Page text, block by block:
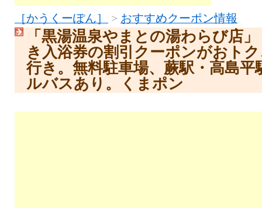
［かうくーぽん］ > おすすめクーポン情報
「黒湯温泉やまとの湯わらび店
き入浴券の割引クーポンがおト
行き。無料駐車場、蕨駅・高島
ルバスあり。くまポン